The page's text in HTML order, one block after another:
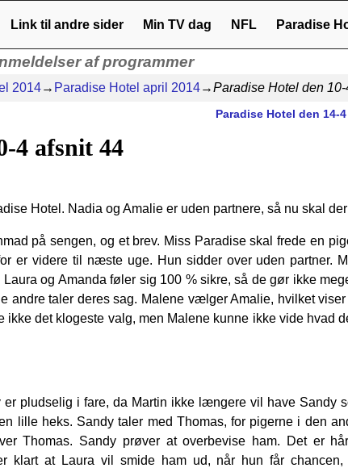
af programmer
Link til andre sider Min TV dag NFL Paradise
2014→ Paradise Hotel april 2014→Paradise Hotel den
Paradise Hotel den 14-
4 afsnit 44
Hotel. Nadia og Amalie er uden partnere, så nu skal
på sengen, og et brev. Miss Paradise skal frede en
er videre til næste uge. Hun sidder over uden partner.
og Amanda føler sig 100 % sikre, så de gør ikke
andre taler deres sag. Malene vælger Amalie, hvilket
ikke det klogeste valg, men Malene kunne ikke vide hvad
pludselig i fare, da Martin ikke længere vil have Sandy
lille heks. Sandy taler med Thomas, for pigerne i den
Thomas. Sandy prøver at overbevise ham. Det er
klart at Laura vil smide ham ud, når hun får chancen,